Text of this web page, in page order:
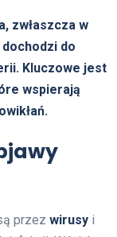
zwłaszcza w
do
Kluczowe jest
wspierają
przez wirusy i